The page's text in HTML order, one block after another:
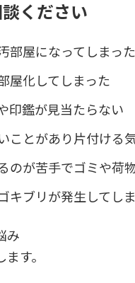
ください
部屋になってしまった
屋化してしまった
印鑑が見当たらない
ことがあり片付ける
のが苦手でゴミや荷
キブリが発生してし
み
す。